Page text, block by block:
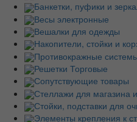
Банкетки, пуфики и
Весы электронные
Вешалки для одежды
Накопители, стойки и
Противокражные
Решетки Торговые
Сопутствующие товары
Стеллажи для магазина
Стойки, подставки для
Элементы крепления к